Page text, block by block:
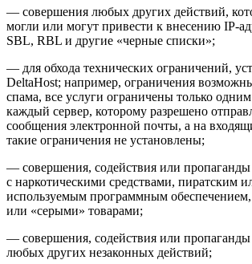
— совершения любых других действий,
могли или могут привести к внесению IP-
SBL, RBL и другие «черные списки»;
— для обхода технических ограничений,
DeltaHost; например, ограничения
спама, все услуги ограничены только
каждый сервер, которому разрешено
сообщения электронной почты, а на
такие ограничения не установлены;
— совершения, содействия или
с наркотическими средствами, пиратским
используемым программным
или «серыми» товарами;
— совершения, содействия или
любых других незаконных действий;